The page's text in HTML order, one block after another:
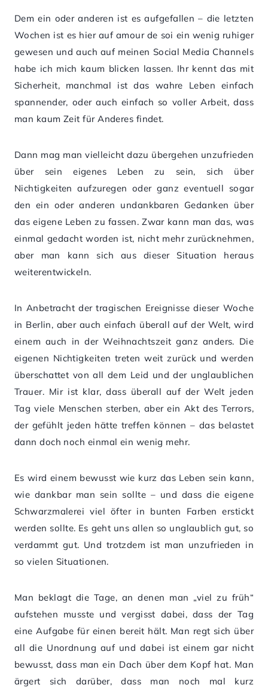
Dem ein oder anderen ist es aufgefallen – die letzten
Wochen ist es hier auf amour de soi ein wenig ruhiger
gewesen und auch auf meinen Social Media Channels
habe ich mich kaum blicken lassen. Ihr kennt das mit
Sicherheit, manchmal ist das wahre Leben einfach
spannender, oder auch einfach so voller Arbeit, dass
man kaum Zeit für Anderes findet.
Dann mag man vielleicht dazu übergehen unzufrieden
über sein eigenes Leben zu sein, sich über
Nichtigkeiten aufzuregen oder ganz eventuell sogar
den ein oder anderen undankbaren Gedanken über
das eigene Leben zu fassen. Zwar kann man das, was
einmal gedacht worden ist, nicht mehr zurücknehmen,
aber man kann sich aus dieser Situation heraus
weiterentwickeln.
In Anbetracht der tragischen Ereignisse dieser Woche
in Berlin, aber auch einfach überall auf der Welt, wird
einem auch in der Weihnachtszeit ganz anders. Die
eigenen Nichtigkeiten treten weit zurück und werden
überschattet von all dem Leid und der unglaublichen
Trauer. Mir ist klar, dass überall auf der Welt jeden
Tag viele Menschen sterben, aber ein Akt des Terrors,
der gefühlt jeden hätte treffen können – das belastet
dann doch noch einmal ein wenig mehr.
Es wird einem bewusst wie kurz das Leben sein kann,
wie dankbar man sein sollte – und dass die eigene
Schwarzmalerei viel öfter in bunten Farben erstickt
werden sollte. Es geht uns allen so unglaublich gut, so
verdammt gut. Und trotzdem ist man unzufrieden in
so vielen Situationen.
Man beklagt die Tage, an denen man „viel zu früh“
aufstehen musste und vergisst dabei, dass der Tag
eine Aufgabe für einen bereit hält. Man regt sich über
all die Unordnung auf und dabei ist einem gar nicht
bewusst, dass man ein Dach über dem Kopf hat. Man
ärgert sich darüber, dass man noch mal kurz